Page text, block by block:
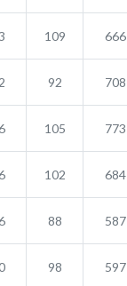
109 666
92 708
105 773
102 684
88 587
98 597